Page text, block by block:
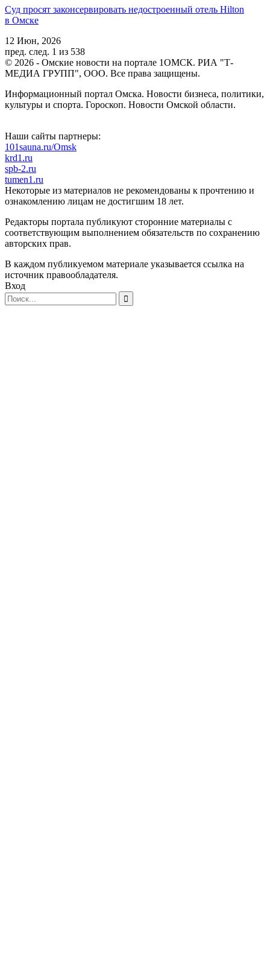
Суд просят законсервировать недостроенный отель Hilton
в Омске
12 Июн, 2026
пред. след. 1 из 538
© 2026 - Омские новости на портале 1ОМСК. РИА "Т-
МЕДИА ГРУПП", ООО. Все права защищены.
Информационный портал Омска. Новости бизнеса, политики,
культуры и спорта. Гороскоп. Новости Омской области.
Наши сайты партнеры:
101sauna.ru/Omsk
krd1.ru
spb-2.ru
tumen1.ru
Некоторые из материалов не рекомендованы к прочтению и
ознакомлению лицам не достигшим 18 лет.
Редакторы портала публикуют сторонние материалы с
соответствующим выполнением обязательств по сохранению
авторских прав.
В каждом публикуемом материале указывается ссылка на
источник правообладателя.
Вход